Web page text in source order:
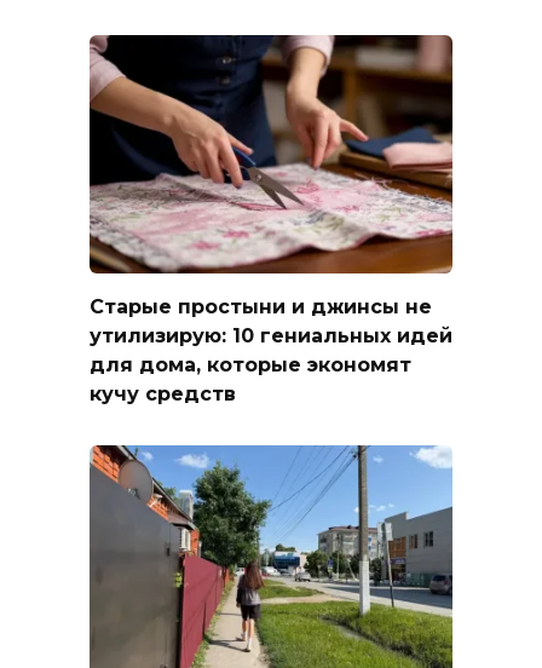
Старые простыни и джинсы не
утилизирую: 10 гениальных идей
для дома, которые экономят
кучу средств